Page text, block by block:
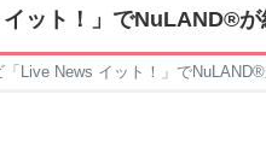
ット！」でNuLAND®︎が
Live News イット！」で